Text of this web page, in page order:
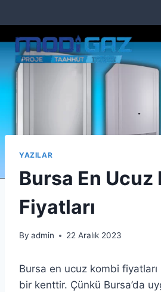
to
content
YAZILAR
Bursa En Ucuz
Fiyatları
By admin 22 Aralık 2023
Bursa en ucuz kombi fiyatları
bir kenttir. Çünkü Bursa’da